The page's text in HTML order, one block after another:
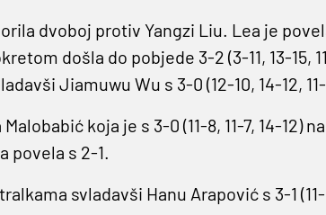
dvoboj protiv Yangzi Liu. Lea je
došla do pobjede 3-2 (3-11, 13-15, 11-
Jiamuwu Wu s 3-0 (12-10, 14-12, 11-
koja je s 3-0 (11-8, 11-7, 14-12)
povela s 2-1.
svladavši Hanu Arapović s 3-1 (11-